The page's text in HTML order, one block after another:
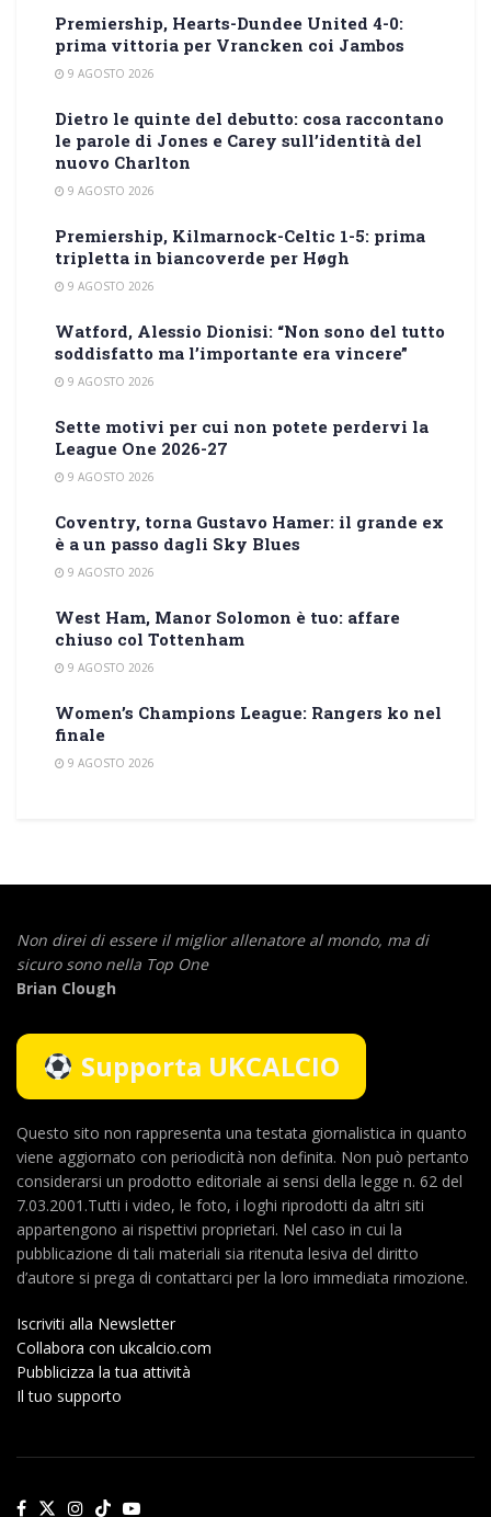
Premiership, Hearts-Dundee United 4-0:
prima vittoria per Vrancken coi Jambos
9 AGOSTO 2026
Dietro le quinte del debutto: cosa raccontano
le parole di Jones e Carey sull’identità del
nuovo Charlton
9 AGOSTO 2026
Premiership, Kilmarnock-Celtic 1-5: prima
tripletta in biancoverde per Høgh
9 AGOSTO 2026
Watford, Alessio Dionisi: “Non sono del tutto
soddisfatto ma l’importante era vincere”
9 AGOSTO 2026
Sette motivi per cui non potete perdervi la
League One 2026-27
9 AGOSTO 2026
Coventry, torna Gustavo Hamer: il grande ex
è a un passo dagli Sky Blues
9 AGOSTO 2026
West Ham, Manor Solomon è tuo: affare
chiuso col Tottenham
9 AGOSTO 2026
Women’s Champions League: Rangers ko nel
finale
9 AGOSTO 2026
Non direi di essere il miglior allenatore al mondo, ma di
sicuro sono nella Top One
Brian Clough
Supporta UKCALCIO
Questo sito non rappresenta una testata giornalistica in quanto
viene aggiornato con periodicità non definita. Non può pertanto
considerarsi un prodotto editoriale ai sensi della legge n. 62 del
7.03.2001.Tutti i video, le foto, i loghi riprodotti da altri siti
appartengono ai rispettivi proprietari. Nel caso in cui la
pubblicazione di tali materiali sia ritenuta lesiva del diritto
d’autore si prega di contattarci per la loro immediata rimozione.
Iscriviti alla Newsletter
Collabora con ukcalcio.com
Pubblicizza la tua attività
Il tuo supporto